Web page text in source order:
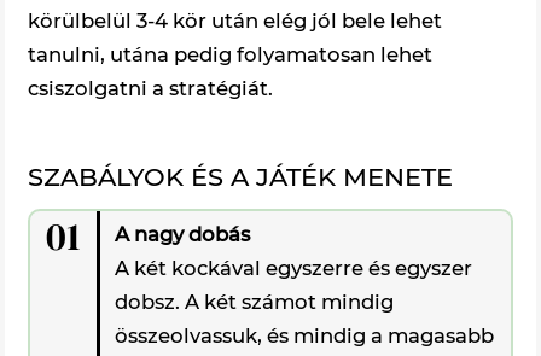
körülbelül 3-4 kör után elég jól bele lehet
tanulni, utána pedig folyamatosan lehet
csiszolgatni a stratégiát.
SZABÁLYOK ÉS A JÁTÉK MENETE
01
A nagy dobás
A két kockával egyszerre és egyszer
dobsz. A két számot mindig
összeolvassuk, és mindig a magasabb